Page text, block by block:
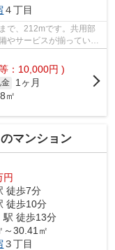
４丁目
で、212mです。共用部
やサービスが揃っている
：10,000円 )
1ヶ月
㎡
マンション
円
徒歩7分
徒歩10分
駅 徒歩13分
～30.41㎡
３丁目